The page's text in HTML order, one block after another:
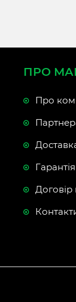
ПРО
Про
Договір